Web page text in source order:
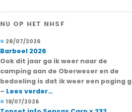
NU OP HET NHSF
28/07/2026
Barbeel 2026
Ook dit jaar ga ik weer naar de
camping aan de Oberweser en de
bedoeling is dat ik weer een poging g
– Lees verder…
19/07/2026